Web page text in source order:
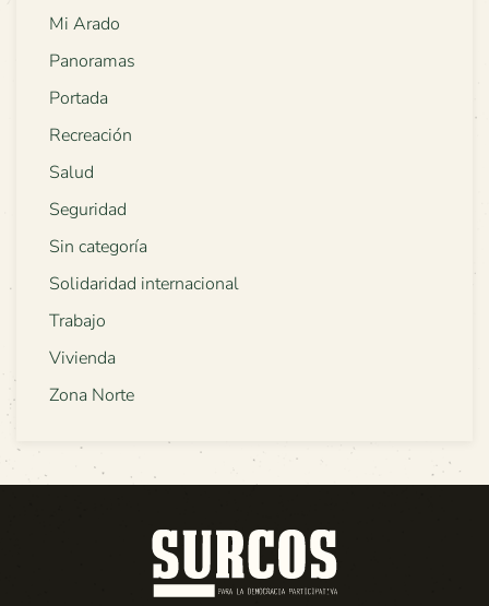
Mi Arado
Panoramas
Portada
Recreación
Salud
Seguridad
Sin categoría
Solidaridad internacional
Trabajo
Vivienda
Zona Norte